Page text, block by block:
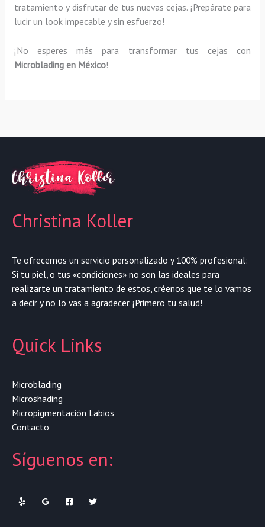
tratamiento y disfrutar de tus nuevas cejas. ¡Prepárate para
lucir un look impecable y sin esfuerzo!
¡No esperes más para transformar tus cejas con
Microblading en México!
Christina Koller
Te ofrecemos un servicio personalizado y 100% profesional:
Si tu piel, o tus «condiciones» no son las ideales para
realizarte un tratamiento de estos, créenos que te lo vamos
a decir y no lo vas a agradecer. ¡Primero tu salud!
Quick Links
Microblading
Microshading
Micropigmentación Labios
Contacto
Síguenos en: